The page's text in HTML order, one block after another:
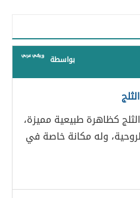
بواسطة
كظاهرة طبيعية مميزة،
وله مكانة خاصة في